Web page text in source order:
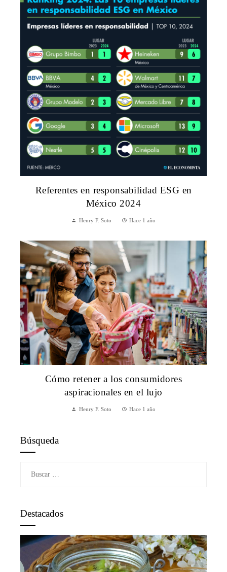
Referentes en responsabilidad ESG en
México 2024
Henry F. Soto Hace 1 año
Cómo retener a los consumidores
aspiracionales en el lujo
Henry F. Soto Hace 1 año
Búsqueda
Destacados